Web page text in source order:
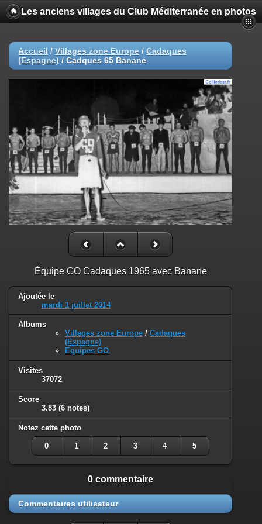
Les anciens villages du Club Méditerranée en photos
Accueil / Villages zone Europe / Cadaques
(Espagne) / Cadques 65 Banane
Équipe GO Cadaques 1965 avec Banane
Ajoutée le
mardi 1 juillet 2014
Albums
Villages zone Europe / Cadaques
(Espagne)
Equipes GO
Visites
37072
Score
3.83 (6 notes)
Notez cette photo
0 1 2 3 4 5
0 commentaire
Commentaires utilisateur